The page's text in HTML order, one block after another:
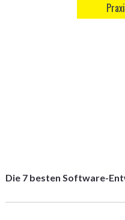
Die 7 besten Software-